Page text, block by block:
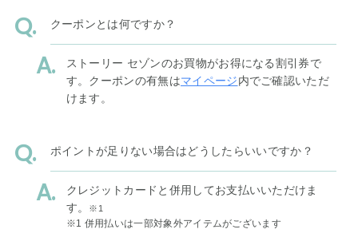
クーポンとは何ですか？
ストーリー セゾンのお買物がお得になる割引券で
す。クーポンの有無はマイページ内でご確認いただ
けます。
ポイントが足りない場合はどうしたらいいですか？
クレジットカードと併用してお支払いいただけま
す。
※1
※1 併用払いは一部対象外アイテムがございます